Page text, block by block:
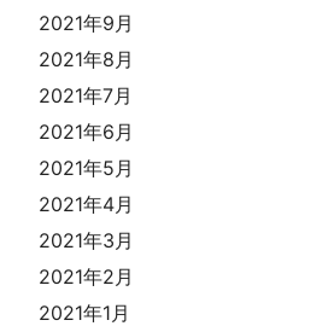
2021年9月
2021年8月
2021年7月
2021年6月
2021年5月
2021年4月
2021年3月
2021年2月
2021年1月